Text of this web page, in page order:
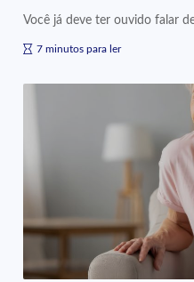
Você já deve ter ouvido falar
7 minutos para ler